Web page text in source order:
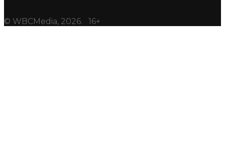
© WBCMedia, 2026. 16+